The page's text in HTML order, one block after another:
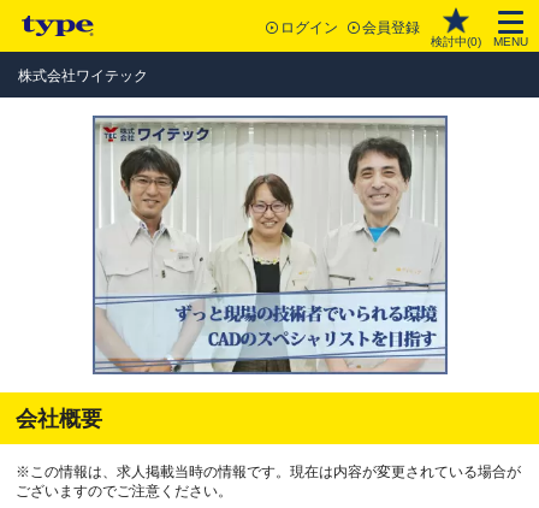
ログイン 会員登録
検討中(0) MENU
株式会社ワイテック
会社概要
※この情報は、求人掲載当時の情報です。現在は内容が変更されている場合が
ございますのでご注意ください。